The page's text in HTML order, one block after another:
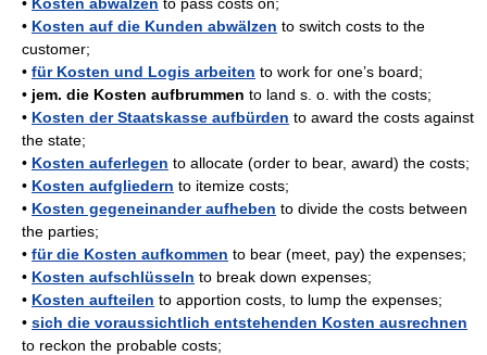
• Kosten auf die Kunden abwälzen to switch costs to the
customer;
• für Kosten und Logis arbeiten to work for one’s board;
• jem. die Kosten aufbrummen to land s. o. with the costs;
• Kosten der Staatskasse aufbürden to award the costs against
the state;
• Kosten auferlegen to allocate (order to bear, award) the costs;
• Kosten aufgliedern to itemize costs;
• Kosten gegeneinander aufheben to divide the costs between
the parties;
• für die Kosten aufkommen to bear (meet, pay) the expenses;
• Kosten aufschlüsseln to break down expenses;
• Kosten aufteilen to apportion costs, to lump the expenses;
• sich die voraussichtlich entstehenden Kosten ausrechnen
to reckon the probable costs;